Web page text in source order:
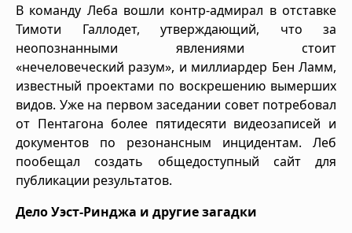
В команду Леба вошли контр-адмирал в отставке
Тимоти Галлодет, утверждающий, что за
неопознанными явлениями стоит
«нечеловеческий разум», и миллиардер Бен Ламм,
известный проектами по воскрешению вымерших
видов. Уже на первом заседании совет потребовал
от Пентагона более пятидесяти видеозаписей и
документов по резонансным инцидентам. Леб
пообещал создать общедоступный сайт для
публикации результатов.
Дело Уэст-Ринджа и другие загадки